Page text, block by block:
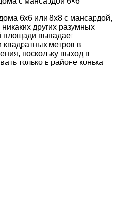
6х6 или 8х8 с мансардой,
других разумных
площади выпадает
квадратных метров в
поскольку выход в
только в районе конька